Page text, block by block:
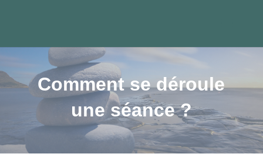
Comment se déroule
une séance ?